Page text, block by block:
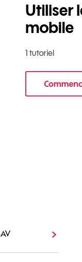
nouveau mobile
Utiliser
mobile
1 tutoriel
le